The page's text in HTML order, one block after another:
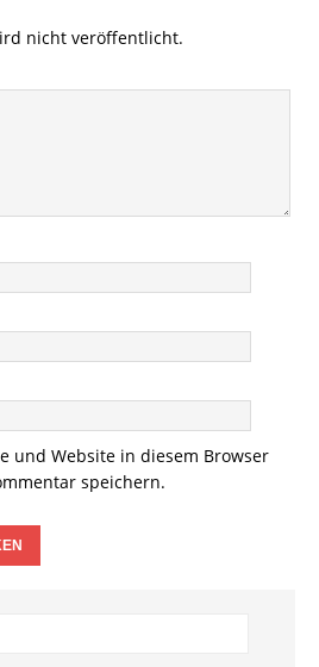
nicht veröffentlicht.
und Website in diesem Browser
speichern.